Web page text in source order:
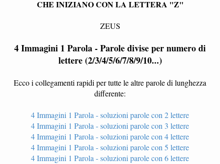
CHE INIZIANO CON LA LETTERA "Z"
ZEUS
4 Immagini 1 Parola - Parole divise per numero di
lettere (2/3/4/5/6/7/8/9/10...)
Ecco i collegamenti rapidi per tutte le altre parole di lunghezza
differente:
4 Immagini 1 Parola - soluzioni parole con 2 lettere
4 Immagini 1 Parola - soluzioni parole con 3 lettere
4 Immagini 1 Parola - soluzioni parole con 4 lettere
4 Immagini 1 Parola - soluzioni parole con 5 lettere
4 Immagini 1 Parola - soluzioni parole con 6 lettere